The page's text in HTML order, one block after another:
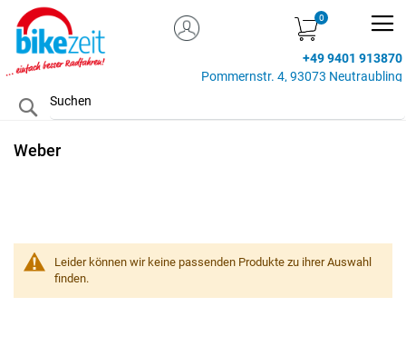
MEIN KONTO
+49 9401 913870
Pommernstr. 4, 93073 Neutraubling
Search
Weber
Leider können wir keine passenden Produkte zu ihrer Auswahl
finden.